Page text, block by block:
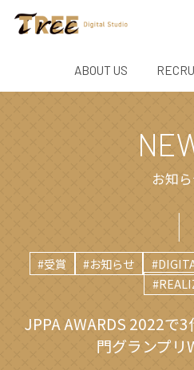
ABOUT US
お知
#受賞 #お知らせ
JPPA AWARDS 2022で
門グランプリ